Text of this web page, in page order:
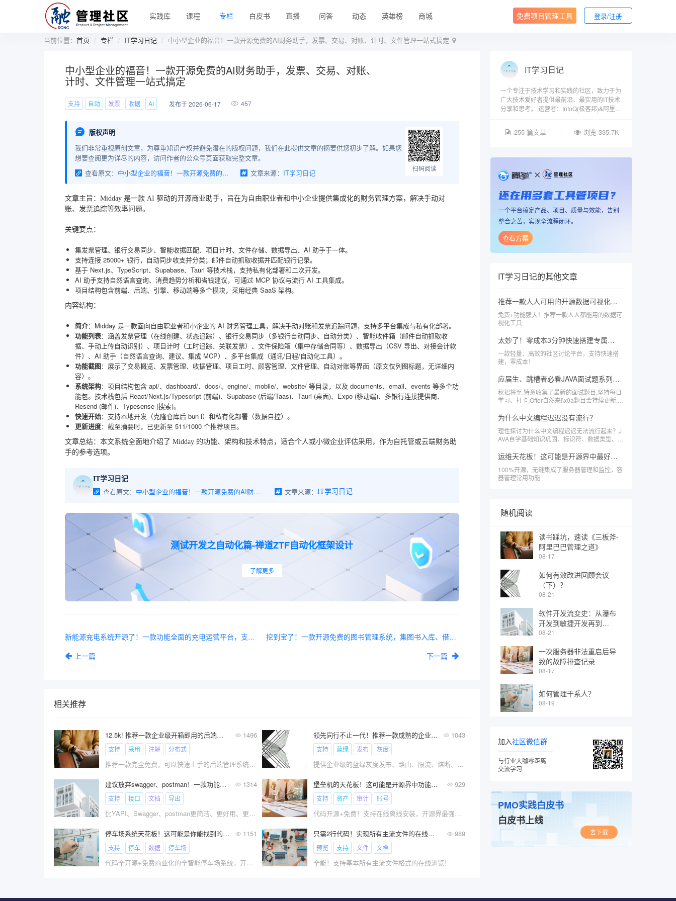
实践库 课程 专栏 白皮书 直播 问答 动态 英雄榜 商城 免费项目管理工具 登录/注册
当前位置： 首页 专栏 IT学习日记 中小型企业的福音！一款开源免费的AI财务助手，发票、交易、对账、计时、文件管理一站式搞定
中小型企业的福音！一款开源免费的AI财务助手，发票、交易、对账、
计时、文件管理一站式搞定
支持 自动 发票 收据 AI 发布于 2026-06-17 457
版权声明
我们非常重视原创文章，为尊重知识产权并避免潜在的版权问题，我们在此提供文章的摘要供您初步了解。如果您
想要查阅更为详尽的内容，访问作者的公众号页面获取完整文章。
查看原文：
中小型企业的福音！一款开源免费的AI财务助手，发票、交易、对账、计时、文件管理一站式搞定 文章来源： IT学习日记 扫码阅读
文章主旨：Midday 是一款 AI 驱动的开源商业助手，旨在为自由职业者和中小企业提供集成化的财务管理方案，解决手动对
账、发票追踪等效率问题。
关键要点：
集发票管理、银行交易同步、智能收据匹配、项目计时、文件存储、数据导出、AI 助手于一体。
支持连接 25000+ 银行，自动同步收支并分类；邮件自动抓取收据并匹配银行记录。
基于 Next.js、TypeScript、Supabase、Tauri 等技术栈，支持私有化部署和二次开发。
AI 助手支持自然语言查询、消费趋势分析和省钱建议，可通过 MCP 协议与流行 AI 工具集成。
项目结构包含前端、后端、引擎、移动端等多个模块，采用经典 SaaS 架构。
内容结构：
简介：Midday 是一款面向自由职业者和小企业的 AI 财务管理工具，解决手动对账和发票追踪问题，支持多平台集成与私有化部署。
功能列表：涵盖发票管理（在线创建、状态追踪）、银行交易同步（多银行自动同步、自动分类）、智能收件箱（邮件自动抓取收
据、手动上传自动识别）、项目计时（工时追踪、关联发票）、文件保险箱（集中存储合同等）、数据导出（CSV 导出、对接会计软
件）、AI 助手（自然语言查询、建议、集成 MCP）、多平台集成（通讯/日程/自动化工具）。
功能截图：展示了交易概览、发票管理、收据管理、项目工时、顾客管理、文件管理、自动对账等界面（原文仅列图标题，无详细内
容）。
系统架构：项目结构包含 api/、dashboard/、docs/、engine/、mobile/、website/ 等目录，以及 documents、email、events 等多个功
能包。技术栈包括 React/Next.js/Typescript (前端)、Supabase (后端/Taas)、Tauri (桌面)、Expo (移动端)、多银行连接提供商、
Resend (邮件)、Typesense (搜索)。
快速开始：支持本地开发（克隆仓库后 bun i）和私有化部署（数据自控）。
更新进度：截至摘要时，已更新至 511/1000 个推荐项目。
文章总结：本文系统全面地介绍了 Midday 的功能、架构和技术特点，适合个人或小微企业评估采用，作为自托管或云端财务助
手的参考选项。
IT学习日记
查看原文： 中小型企业的福音！一款开源免费的AI财务助手，发票、交易、对账、计时、文件管理一站式搞定 文章来源： IT学习日记
测试开发之自动化篇-禅道ZTF自动化框架设计
了解更多
新能源充电系统开源了！一款功能全面的充电运营平台，支持充电站查询、扫码充电、订单记录、运营管理等功能
上一篇
挖到宝了！一款开源免费的图书管理系统，集图书入库、借阅登记、还书统计全流程管理
下一篇
相关推荐
12.5k! 推荐一款企业级开箱即用的后端管理系统 1496
支持 采用 注解 分布式
推荐一款完全免费，可以快速上手的后端管理系统，节约成本和快速开发。
领先同行不止一代！推荐一款成熟的企业级云原生微服务解决方案 1043
支持 蓝绿 发布 灰度
提供企业级的蓝绿灰度发布、路由、限流、熔断、降级、隔离、追踪、流量染色功能
建议放弃swagger、postman！一款功能更强大的企业级开源接口文档管理工具推荐 1314
支持 接口 文档 导出
比YAPI、Swagger、postman更简洁、更好用、更强大！
堡垒机的天花板！这可能是开源界中功能最强大的堡垒机 929
支持 资产 审计 账号
代码开源+免费！支持在线离线安装，开源界最强大的堡垒机
停车场系统天花板！这可能是你能找到的最强开源停车场系统 1151
支持 停车 数据 停车场
代码全开源+免费商业化的全智能停车场系统，开箱即可商用！
只需2行代码！实现所有主流文件的在线浏览 989
预览 支持 文件 文档
全能！支持基本所有主流文件格式的在线浏览！
IT学习日记
一个专注于技术学习和实践的社区，致力于为
广大技术爱好者提供最前沿、最实用的IT技术
分享和思考。 运营者：InfoQ(极客邦)&阿里云
255 篇文章 浏览 335.7K
还在用多套工具管项目？
一个平台搞定产品、项目、质量与效能，告别
整合之苦，实现全流程闭环。
查看方案
IT学习日记的其他文章
推荐一款人人可用的开源数据可视化分析系统
免费+功能强大！推荐一款人人都能用的数据可
视化工具
太妙了！零成本3分钟快速搭建专属的个人和企业社区论坛
一款轻量、高效的社区讨论平台，支持快速搭
建，零成本！
应届生、跳槽者必看JAVA面试题系列-数据库基础篇(一)
秋招将至,特意收集了最新的面试题目,坚持每日
学习、打卡,Offer自然来!\x0a题目会持续更新,且
为什么中文编程迟迟没有流行？
理性探讨为什么中文编程迟迟无法流行起来？J
AVA自学基础知识巩固、标识符、数据类型、关
运维天花板！这可能是开源界中最好用的服务器运维面板
100%开源，无缝集成了服务器管理和监控，容
器管理常用功能
随机阅读
读书踩坑，速读《三板斧-
阿里巴巴管理之道》
08-17
如何有效改进回顾会议
（下）？
08-21
软件开发流变史：从瀑布
开发到敏捷开发再到
DevOps
08-21
一次服务器非法重启后导
致的故障排查记录
08-17
如何管理干系人？
08-19
加入社区微信群
与行业大咖零距离
交流学习
PMO实践白皮书
白皮书上线
去下载